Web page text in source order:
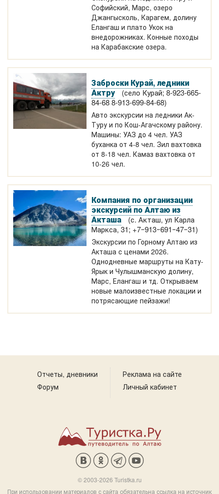
Софийский, Марс, озеро
Джангысколь, Карагем, долину
Елангаш и плато Укок на
внедорожниках. Конные походы
на Карабакские озера.
Заброски Курай, ледники
Актру
(село Курай; 8-923-665-
84-68 8-913-699-84-68)
Авто экскурсии на ледники Ак-
Туру и по Кош-Агачскому району.
Машины: УАЗ до 4 чел. УАЗ
буханка от 4-8 чел. Зил вахтовка
от 8-18 чел. Камаз вахтовка от
10-26 чел.
Компания по организации
экскурсий по Алтаю из
Акташа
(с. Акташ, ул Карла
Маркса, 31; +7‒913‒691‒47‒31)
Экскурсии по Горному Алтаю из
Акташа с ценами 2026.
Однодневные маршруты на Кату-
Ярык и Чулышманскую долину,
Марс, Елангаш и тд. Открываем
новые малоизвестные локации и
потрясающие пейзажи!
Отчеты, дневники
Форум
Реклама на сайте
Личный кабинет
© 2003-2026 Turistka.ru
При использовании материалов с сайта обязательна ссылка на источник